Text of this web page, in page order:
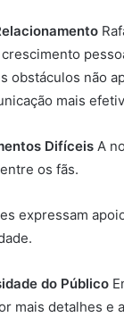
obstáculos não
mais
Difíceis A
os fãs.
expressam
do Público
mais detalhes e